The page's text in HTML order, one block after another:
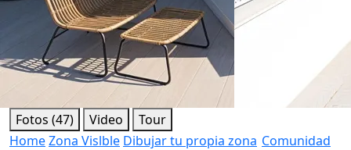
Fotos (47) Video
Tour
HomeZona Vislble Dibujar tu propia zona Comunidad